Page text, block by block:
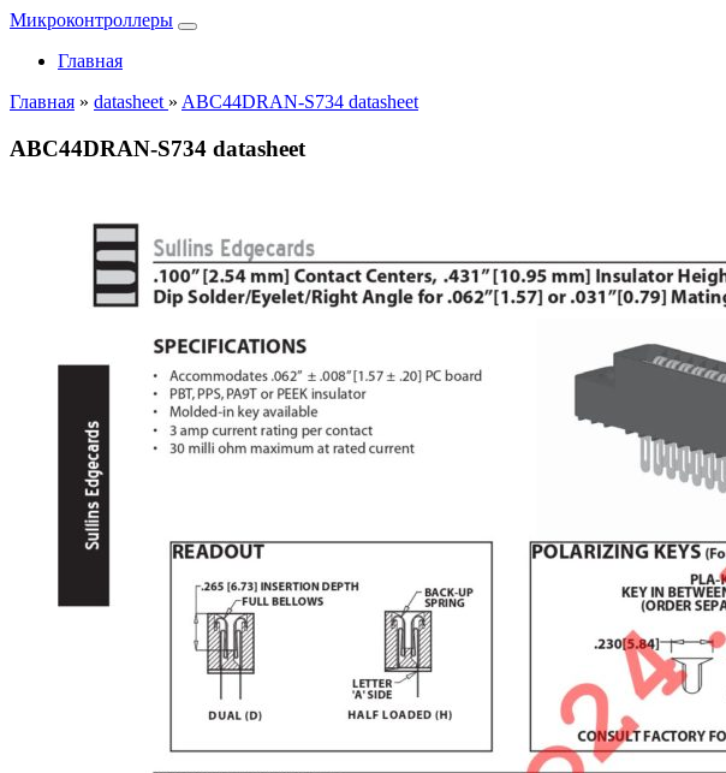
Микроконтроллеры
Главная
Главная » datasheet » ABC44DRAN-S734 datasheet
ABC44DRAN-S734 datasheet